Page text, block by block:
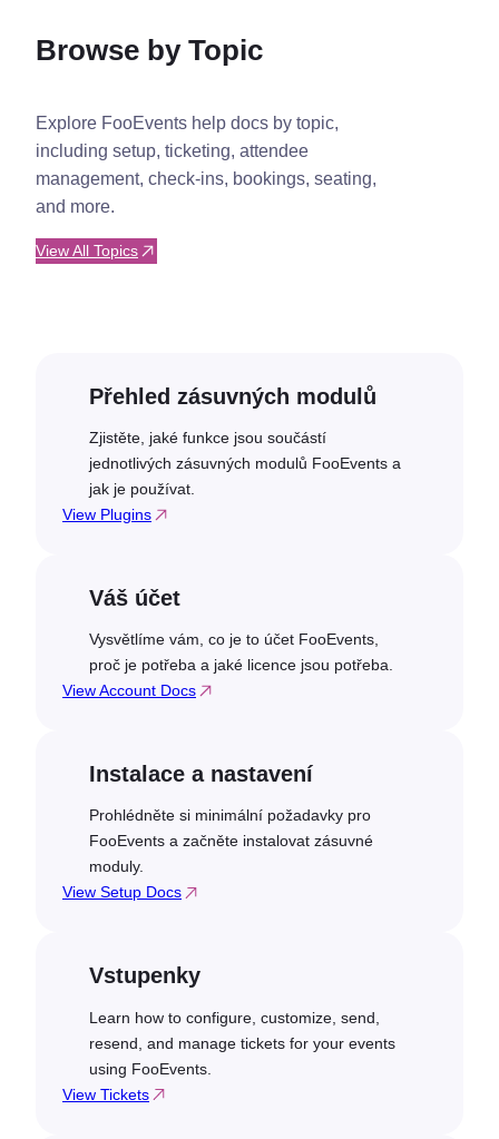
Browse by Topic
Explore FooEvents help docs by topic,
including setup, ticketing, attendee
management, check-ins, bookings, seating,
and more.
View All Topics
Přehled zásuvných modulů
Zjistěte, jaké funkce jsou součástí
jednotlivých zásuvných modulů FooEvents a
jak je používat.
View Plugins
Váš účet
Vysvětlíme vám, co je to účet FooEvents,
proč je potřeba a jaké licence jsou potřeba.
View Account Docs
Instalace a nastavení
Prohlédněte si minimální požadavky pro
FooEvents a začněte instalovat zásuvné
moduly.
View Setup Docs
Vstupenky
Learn how to configure, customize, send,
resend, and manage tickets for your events
using FooEvents.
View Tickets